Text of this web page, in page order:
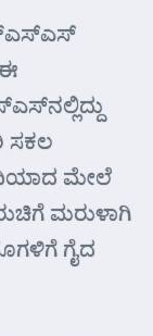
ಸಕಲ
ಮೇಲೆ
ಮರುಳಾಗಿ
ಗೈದ